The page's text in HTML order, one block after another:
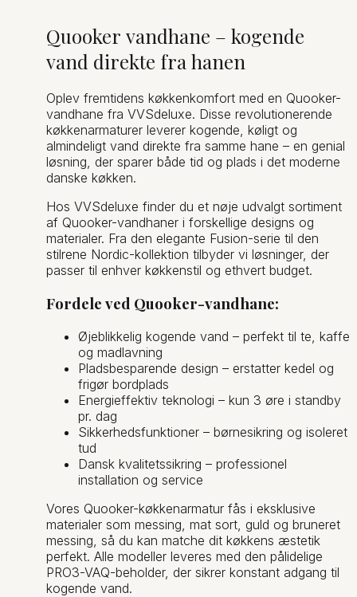
Quooker vandhane – kogende
vand direkte fra hanen
Oplev fremtidens køkkenkomfort med en Quooker-
vandhane fra VVSdeluxe. Disse revolutionerende
køkkenarmaturer leverer kogende, køligt og
almindeligt vand direkte fra samme hane – en genial
løsning, der sparer både tid og plads i det moderne
danske køkken.
Hos VVSdeluxe finder du et nøje udvalgt sortiment
af Quooker-vandhaner i forskellige designs og
materialer. Fra den elegante Fusion-serie til den
stilrene Nordic-kollektion tilbyder vi løsninger, der
passer til enhver køkkenstil og ethvert budget.
Fordele ved Quooker-vandhane:
Øjeblikkelig kogende vand – perfekt til te, kaffe
og madlavning
Pladsbesparende design – erstatter kedel og
frigør bordplads
Energieffektiv teknologi – kun 3 øre i standby
pr. dag
Sikkerhedsfunktioner – børnesikring og isoleret
tud
Dansk kvalitetssikring – professionel
installation og service
Vores Quooker-køkkenarmatur fås i eksklusive
materialer som messing, mat sort, guld og bruneret
messing, så du kan matche dit køkkens æstetik
perfekt. Alle modeller leveres med den pålidelige
PRO3-VAQ-beholder, der sikrer konstant adgang til
kogende vand.